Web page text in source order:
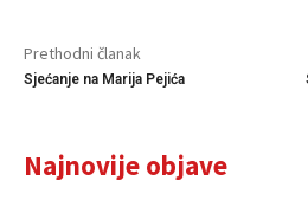
Prethodni članak
Sjećanje na Marija Pejića
Najnovije objave